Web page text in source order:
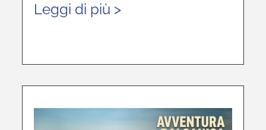
Leggi di più >